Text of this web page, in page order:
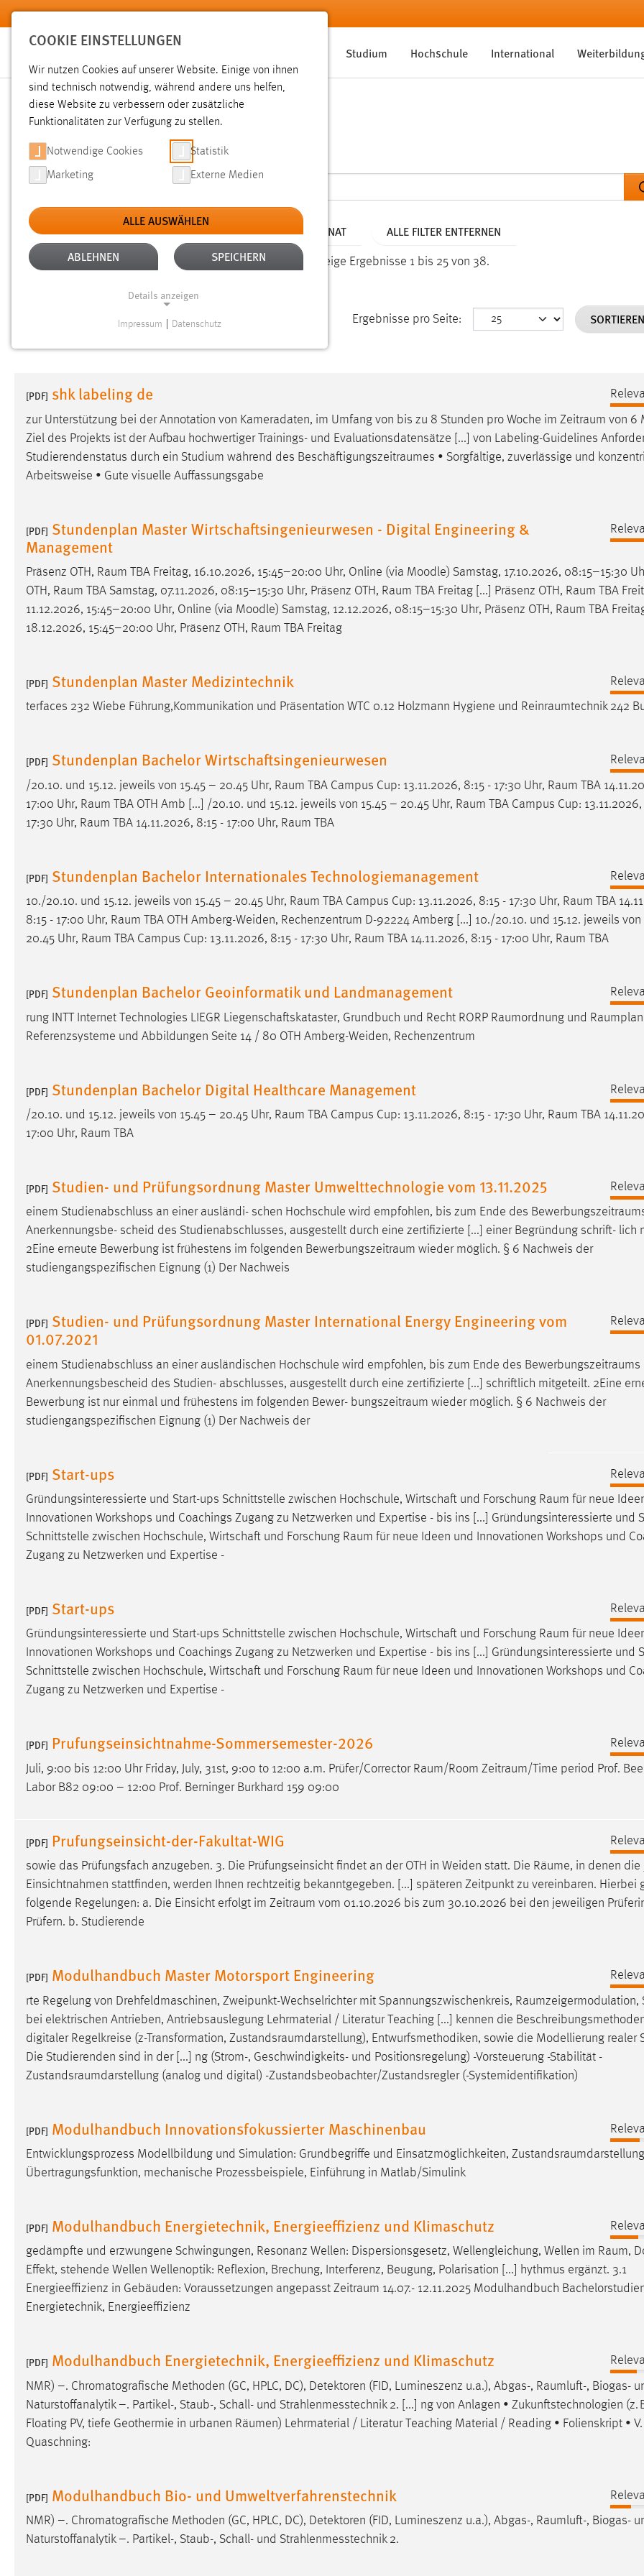
Zum Hauptinhalt springen
Studium Hochschule International
SUCHE
Aktive Filter: TYP: DATEIEN ALTER: 1 WOCHE BIS 1 MONAT ALLE FILTER ENTFERNEN
Gesucht nach "raum". Es wurden 38 Ergebnisse gefunden. Zeige Ergebnisse 1 bis 25 von 38.
Ergebnisse pro Seite:
[PDF] shk labeling de
zur Unterstützung bei der Annotation von Kameradaten, im Umfang von bis zu 8 Stunden pro Woche im Zeitraum von 6
Ziel des Projekts ist der Aufbau hochwertiger Trainings- und Evaluationsdatensätze [...] von Labeling-Guidelines
Studierendenstatus durch ein Studium während des Beschäftigungszeitraumes • Sorgfältige, zuverlässige und
Arbeitsweise • Gute visuelle Auffassungsgabe
[PDF] Stundenplan Master Wirtschaftsingenieurwesen - Digital Engineering &
Management
Präsenz OTH, Raum TBA Freitag, 16.10.2026, 15:45–20:00 Uhr, Online (via Moodle) Samstag, 17.10.2026, 08:15–15:30
OTH, Raum TBA Samstag, 07.11.2026, 08:15–15:30 Uhr, Präsenz OTH, Raum TBA Freitag [...] Präsenz OTH, Raum TBA
11.12.2026, 15:45–20:00 Uhr, Online (via Moodle) Samstag, 12.12.2026, 08:15–15:30 Uhr, Präsenz OTH, Raum TBA
18.12.2026, 15:45–20:00 Uhr, Präsenz OTH, Raum TBA Freitag
[PDF] Stundenplan Master Medizintechnik
terfaces 232 Wiebe Führung,Kommunikation und Präsentation WTC 0.12 Holzmann Hygiene und Reinraumtechnik242
[PDF] Stundenplan Bachelor Wirtschaftsingenieurwesen
/20.10. und 15.12. jeweils von 15.45 – 20.45 Uhr, Raum TBA Campus Cup: 13.11.2026, 8:15 - 17:30 Uhr, Raum TBA
17:00 Uhr, Raum TBA OTH Amb [...] /20.10. und 15.12. jeweils von 15.45 – 20.45 Uhr, Raum TBA Campus Cup: 13.11.2026,
17:30 Uhr, Raum TBA 14.11.2026, 8:15 - 17:00 Uhr, Raum TBA
[PDF] Stundenplan Bachelor Internationales Technologiemanagement
10./20.10. und 15.12. jeweils von 15.45 – 20.45 Uhr, Raum TBA Campus Cup: 13.11.2026, 8:15 - 17:30 Uhr, Raum TBA
8:15 - 17:00 Uhr, Raum TBA OTH Amberg-Weiden, Rechenzentrum D-92224 Amberg [...] 10./20.10. und 15.12. jeweils von
20.45 Uhr, Raum TBA Campus Cup: 13.11.2026, 8:15 - 17:30 Uhr, Raum TBA 14.11.2026, 8:15 - 17:00 Uhr, Raum TBA
[PDF] Stundenplan Bachelor Geoinformatik und Landmanagement
rung INTT Internet Technologies LIEGR Liegenschaftskataster, Grundbuch und Recht RORP Raumordnung und
Referenzsysteme und Abbildungen Seite 14 / 80 OTH Amberg-Weiden, Rechenzentrum
[PDF] Stundenplan Bachelor Digital Healthcare Management
/20.10. und 15.12. jeweils von 15.45 – 20.45 Uhr, Raum TBA Campus Cup: 13.11.2026, 8:15 - 17:30 Uhr, Raum TBA
17:00 Uhr, Raum TBA
[PDF] Studien- und Prüfungsordnung Master Umwelttechnologie vom 13.11.2025
einem Studienabschluss an einer ausländi- schen Hochschule wird empfohlen, bis zum Ende des
Anerkennungsbe- scheid des Studienabschlusses, ausgestellt durch eine zertifizierte [...] einer Begründung schrift- lich
2Eine erneute Bewerbung ist frühestens im folgenden Bewerbungszeitraum wieder möglich. § 6 Nachweis der
studiengangspezifischen Eignung (1) Der Nachweis
[PDF] Studien- und Prüfungsordnung Master International Energy Engineering vom
01.07.2021
einem Studienabschluss an einer ausländischen Hochschule wird empfohlen, bis zum Ende des Bewerbungszeitraums
Anerkennungsbescheid des Studien- abschlusses, ausgestellt durch eine zertifizierte [...] schriftlich mitgeteilt. 2Eine
Bewerbung ist nur einmal und frühestens im folgenden Bewer- bungszeitraum wieder möglich. § 6 Nachweis der
studiengangspezifischen Eignung (1) Der Nachweis der
[PDF] Start-ups
Gründungsinteressierte und Start-ups Schnittstelle zwischen Hochschule, Wirtschaft und Forschung Raum für neue
Innovationen Workshops und Coachings Zugang zu Netzwerken und Expertise - bis ins [...] Gründungsinteressierte und
Schnittstelle zwischen Hochschule, Wirtschaft und Forschung Raum für neue Ideen und Innovationen Workshops und
Zugang zu Netzwerken und Expertise -
[PDF] Start-ups
Gründungsinteressierte und Start-ups Schnittstelle zwischen Hochschule, Wirtschaft und Forschung Raum für neue
Innovationen Workshops und Coachings Zugang zu Netzwerken und Expertise - bis ins [...] Gründungsinteressierte und
Schnittstelle zwischen Hochschule, Wirtschaft und Forschung Raum für neue Ideen und Innovationen Workshops und
Zugang zu Netzwerken und Expertise -
[PDF] Prufungseinsichtnahme-Sommersemester-2026
Juli, 9:00 bis 12:00 Uhr Friday, July, 31st, 9:00 to 12:00 a.m. Prüfer/Corrector Raum/Room Zeitraum/Time period Prof.
Labor B82 09:00 – 12:00 Prof. Berninger Burkhard 159 09:00
[PDF] Prufungseinsicht-der-Fakultat-WIG
sowie das Prüfungsfach anzugeben. 3. Die Prüfungseinsicht findet an der OTH in Weiden statt. Die Räume, in denen die
Einsichtnahmen stattfinden, werden Ihnen rechtzeitig bekanntgegeben. [...] späteren Zeitpunkt zu vereinbaren. Hierbei
folgende Regelungen: a. Die Einsicht erfolgt im Zeitraum vom 01.10.2026 bis zum 30.10.2026 bei den jeweiligen
Prüfern. b. Studierende
[PDF] Modulhandbuch Master Motorsport Engineering
rte Regelung von Drehfeldmaschinen, Zweipunkt-Wechselrichter mit Spannungszwischenkreis, Raumzeigermodulation,
bei elektrischen Antrieben, Antriebsauslegung Lehrmaterial / Literatur Teaching [...] kennen die
digitaler Regelkreise (z-Transformation, Zustandsraumdarstellung), Entwurfsmethodiken, sowie die Modellierung realer
Die Studierenden sind in der [...] ng (Strom-, Geschwindigkeits- und Positionsregelung) -Vorsteuerung -Stabilität -
Zustandsraumdarstellung (analog und digital) -Zustandsbeobachter/Zustandsregler (-Systemidentifikation)
[PDF] Modulhandbuch Innovationsfokussierter Maschinenbau
Entwicklungsprozess Modellbildung und Simulation: Grundbegriffe und Einsatzmöglichkeiten, Zustandsraumdarstellung
Übertragungsfunktion, mechanische Prozessbeispiele, Einführung in Matlab/Simulink
[PDF] Modulhandbuch Energietechnik, Energieeffizienz und Klimaschutz
gedämpfte und erzwungene Schwingungen, Resonanz Wellen: Dispersionsgesetz, Wellengleichung, Wellen im Raum,
Effekt, stehende Wellen Wellenoptik: Reflexion, Brechung, Interferenz, Beugung, Polarisation [...] hythmus ergänzt. 3.1
Energieeffizienz in Gebäuden: Voraussetzungen angepasst Zeitraum 14.07.- 12.11.2025 Modulhandbuch
Energietechnik, Energieeffizienz
[PDF] Modulhandbuch Energietechnik, Energieeffizienz und Klimaschutz
NMR) –. Chromatografische Methoden (GC, HPLC, DC), Detektoren (FID, Lumineszenz u.a.), Abgas-, Raumluft-, Biogas-
Naturstoffanalytik –. Partikel-, Staub-, Schall- und Strahlenmesstechnik 2. [...] ng von Anlagen • Zukunftstechnologien (z.
Floating PV, tiefe Geothermie in urbanen Räumen) Lehrmaterial / Literatur Teaching Material / Reading • Folienskript • V.
Quaschning:
[PDF] Modulhandbuch Bio- und Umweltverfahrenstechnik
NMR) –. Chromatografische Methoden (GC, HPLC, DC), Detektoren (FID, Lumineszenz u.a.), Abgas-, Raumluft-, Biogas-
Naturstoffanalytik –. Partikel-, Staub-, Schall- und Strahlenmesstechnik 2.
COOKIE EINSTELLUNGEN
Wir nutzen Cookies auf unserer Website. Einige von ihnen
sind technisch notwendig, während andere uns helfen,
diese Website zu verbessern oder zusätzliche
Funktionalitäten zur Verfügung zu stellen.
Notwendige Cookies Statistik
Marketing Externe Medien
ALLE AUSWÄHLEN
ABLEHNEN SPEICHERN
Details anzeigen
Website erforderlich.
Einverständnis
Name: cookie_consent
Dieser Cookie speichert die
Cookie Laufzeit:
Performance
Name: staticfilecache
Sprachpräferenz
Zweck:
Sprache der Website.
Cookie Laufzeit:
Name:
MibewSessionID, MIBEW_UserID,
mibew_locale, mibew-chat-frame-style-
5e9dbeb1811c0446
Zweck:
Wird benötigt um die Chatfunktion
Cookie Laufzeit:
style-5e9dbeb1811c0446 =
Sitzungslaufzeit, mibew_locale = 3
Name: fe_user, be_user, be_lastLoginProvider
Zweck:
Dieser Cookie ist notwendig um sich an
STATISTIK
Statistik Cookies erfassen Informationen anonym.
Diese Informationen helfen uns zu verstehen, wie
Matomo
Name:
Cookie Laufzeit: Max. 13 Monate
Marketing Cookies werden von Drittanbietern
verwendet, um personalisierte Werbung anzuzeigen.
Sie tun dies, indem sie Besucher über Websites
hinweg verfolgen.
Anbieter:
Zweck: Conversion-Tracking
Cookie Laufzeit:
Name: _fbp
Cookie Laufzeit:
EXTERNE MEDIEN
Um Inhalte von Videoplattformen und Social Media
YouTube
Vimeo
Impressum Datenschutz